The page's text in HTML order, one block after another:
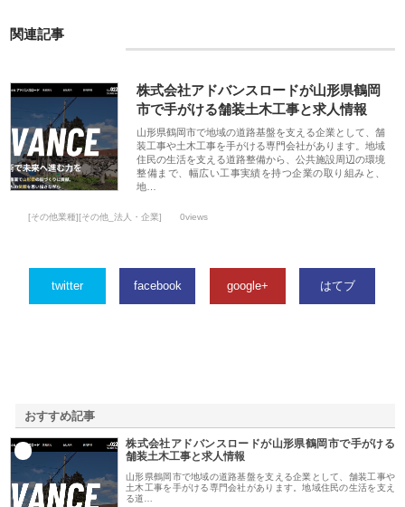
関連記事
株式会社アドバンスロードが山形県鶴岡
市で手がける舗装土木工事と求人情報
山形県鶴岡市で地域の道路基盤を支える企業として、舗
装工事や土木工事を手がける専門会社があります。地域
住民の生活を支える道路整備から、公共施設周辺の環境
整備まで、幅広い工事実績を持つ企業の取り組みと、
地…
[その他業種][その他_法人・企業] 0views
twitter facebook google+ はてブ
おすすめ記事
株式会社アドバンスロードが山形県鶴岡市で手がける
舗装土木工事と求人情報
山形県鶴岡市で地域の道路基盤を支える企業として、舗装工事や
土木工事を手がける専門会社があります。地域住民の生活を支え
る道…